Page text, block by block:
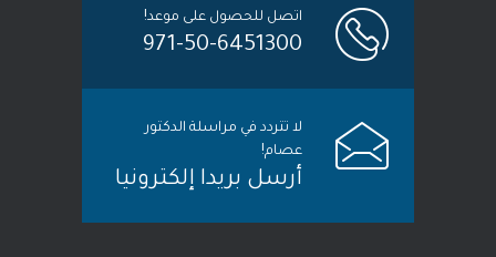
اتصل للحصول على موعد!
971-50-6451300
لا تتردد في مراسلة الدكتور
عصام!
أرسل بريدا إلكترونيا